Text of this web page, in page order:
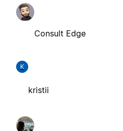
Consult Edge
K
kristii